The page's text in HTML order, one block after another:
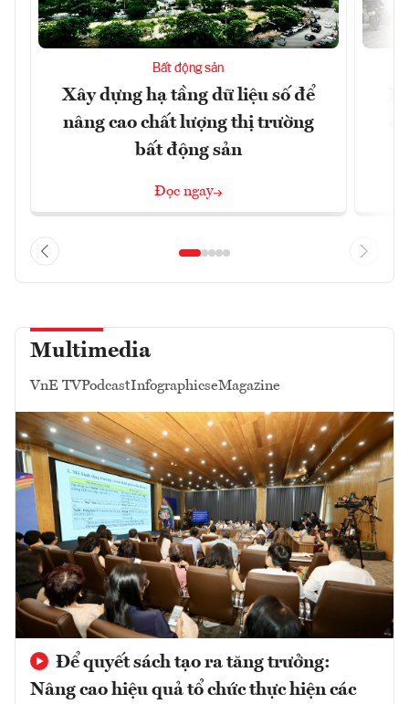
Bất động sản
Xây dựng hạ tầng dữ liệu số để
nâng cao chất lượng thị trường
bất động sản
Đọc ngay
Multimedia
VnE TVPodcastInfographicseMagazine
Để quyết sách tạo ra tăng trưởng:
Nâng cao hiệu quả tổ chức thực hiện các